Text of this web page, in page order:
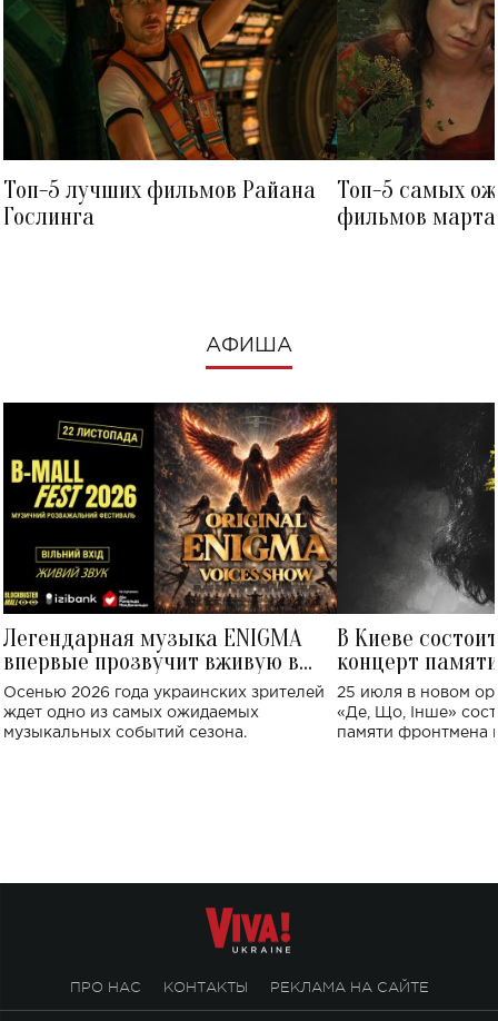
Топ-5 лучших фильмов Райана
Гослинга
Топ-5 самых
фильмов
АФИША
Легендарная музыка ENIGMA
впервые прозвучит вживую в
Украине: где состоится концерт
Осенью 2026 года украинских зрителей
ждет одно из самых ожидаемых
музыкальных событий сезона.
В Киеве
концерт
Клименко:
исполнят песни
25 июля в новом
«Де, Що, Інше»
памяти фронтмена
ПРО НАС КОНТАКТЫ РЕКЛАМА НА САЙТЕ